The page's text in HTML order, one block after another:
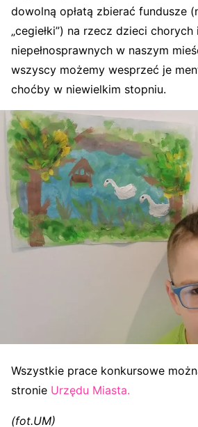
dowolną opłatą zbierać fundusze
„cegiełki”) na rzecz dzieci chorych i
niepełnosprawnych w naszym
wszyscy możemy wesprzeć je
choćby w niewielkim stopniu.
Wszystkie prace konkursowe
stronie Urzędu Miasta.
(fot.UM)